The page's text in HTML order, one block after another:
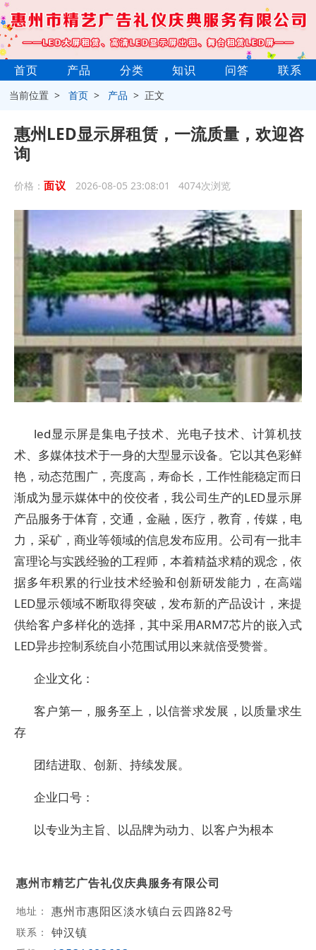
首页 产品 分类 知识 问答 联系
当前位置 >首页 > 产品 > 正文
惠州LED显示屏租赁，一流质量，欢迎咨
询
价格： 面议 2026-08-05 23:08:01 4074次浏览
led显示屏是集电子技术、光电子技术、计算机技
术、多媒体技术于一身的大型显示设备。它以其色彩鲜
艳，动态范围广，亮度高，寿命长，工作性能稳定而日
渐成为显示媒体中的佼佼者，我公司生产的LED显示屏
产品服务于体育，交通，金融，医疗，教育，传媒，电
力，采矿，商业等领域的信息发布应用。公司有一批丰
富理论与实践经验的工程师，本着精益求精的观念，依
据多年积累的行业技术经验和创新研发能力，在高端
LED显示领域不断取得突破，发布新的产品设计，来提
供给客户多样化的选择，其中采用ARM7芯片的嵌入式
LED异步控制系统自小范围试用以来就倍受赞誉。
企业文化：
客户第一，服务至上，以信誉求发展，以质量求生
存
团结进取、创新、持续发展。
企业口号：
以专业为主旨、以品牌为动力、以客户为根本
惠州市精艺广告礼仪庆典服务有限公司
地址： 惠州市惠阳区淡水镇白云四路82号
联系： 钟汉镇